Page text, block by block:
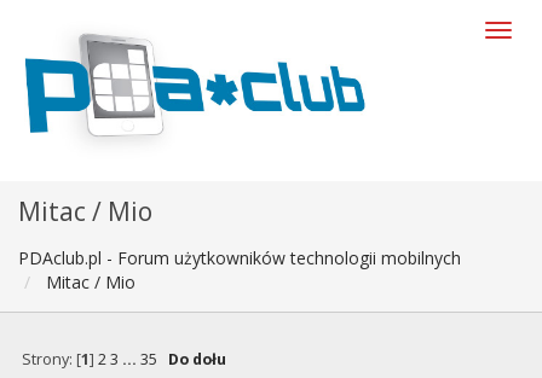
Mitac / Mio
PDAclub.pl - Forum użytkowników technologii mobilnych
Mitac / Mio
Strony: [1] 2 3 ... 35 Do dołu